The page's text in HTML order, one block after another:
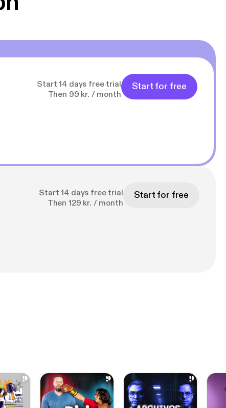
Start 14 days free trial
Then 99 kr. / month
Start for free
Start 14 days free trial
Then 129 kr. / month
Start for free